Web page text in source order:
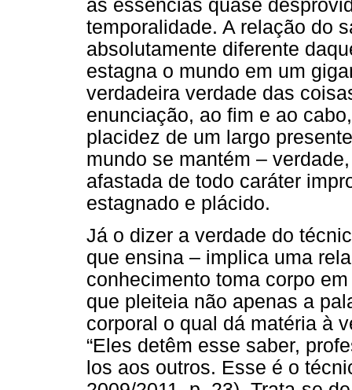
as essências quase
temporalidade. A relação do
absolutamente diferente
estagna o mundo em um
verdadeira verdade das
enunciação, ao fim e ao
placidez de um largo
mundo se mantém –
afastada de todo caráter
estagnado e plácido.
Já o dizer a verdade do
que ensina – implica uma
conhecimento toma corpo
que pleiteia não apenas a
corporal o qual dá matéria à
“Eles detêm esse saber,
los aos outros. Esse é o